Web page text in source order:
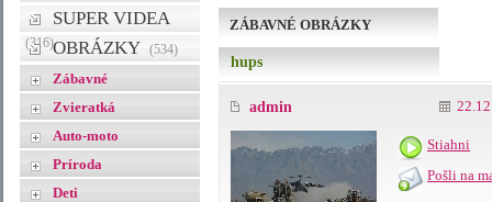
SUPER VIDEA
(316)OBRÁZKY (534)
Zábavné
Zvieratká
Auto-moto
Príroda
Deti
ZÁBAVNÉ OBRÁZKY
hups
admin
Stiahni
Pošli na